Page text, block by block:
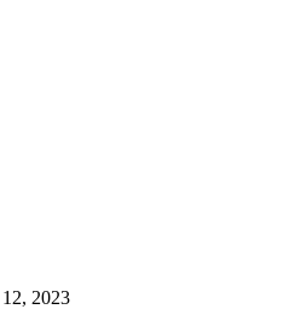
12, 2023